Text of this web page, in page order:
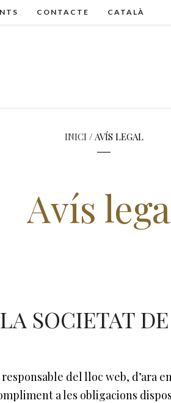
CONTACTE CATALÀ
INICI / AVÍS LEGAL
Avís
SOCIETAT
responsable del lloc web, d’ara
a les obligacions